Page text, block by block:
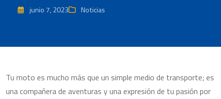
junio 7, 2023 Noticias
Tu moto es mucho más que un simple medio de transporte; es
una compañera de aventuras y una expresión de tu pasión por